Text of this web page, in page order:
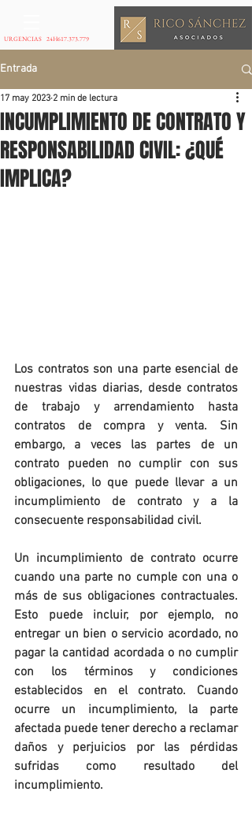
URGENCIAS 24H617.373.779
Entrada
INCUMPLIMIENTO DE CONTRATO Y
RESPONSABILIDAD CIVIL: ¿QUÉ
IMPLICA?
17 may 2023 2 min de lectura
Los contratos son una parte esencial de
nuestras vidas diarias, desde contratos
de trabajo y arrendamiento hasta
contratos de compra y venta. Sin
embargo, a veces las partes de un
contrato pueden no cumplir con sus
obligaciones, lo que puede llevar a un
incumplimiento de contrato y a la
consecuente responsabilidad civil.
Un incumplimiento de contrato ocurre
cuando una parte no cumple con una o
más de sus obligaciones contractuales.
Esto puede incluir, por ejemplo, no
entregar un bien o servicio acordado, no
pagar la cantidad acordada o no cumplir
con los términos y condiciones
establecidos en el contrato. Cuando
ocurre un incumplimiento, la parte
afectada puede tener derecho a reclamar
daños y perjuicios por las pérdidas
sufridas como resultado del
incumplimiento.